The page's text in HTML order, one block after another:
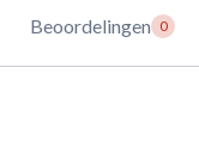
Beoordelingen 0